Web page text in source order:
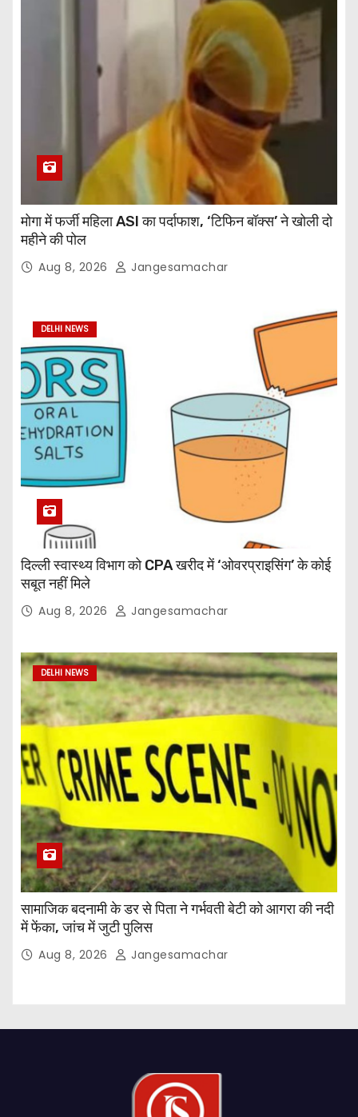
मोगा में फर्जी महिला ASI का पर्दाफाश, ‘टिफिन बॉक्स’ ने खोली दो
महीने की पोल
Aug 8, 2026 Jangesamachar
DELHI NEWS
दिल्ली स्वास्थ्य विभाग को CPA खरीद में ‘ओवरप्राइसिंग’ के कोई
सबूत नहीं मिले
Aug 8, 2026 Jangesamachar
DELHI NEWS
सामाजिक बदनामी के डर से पिता ने गर्भवती बेटी को आगरा की नदी
में फेंका, जांच में जुटी पुलिस
Aug 8, 2026 Jangesamachar